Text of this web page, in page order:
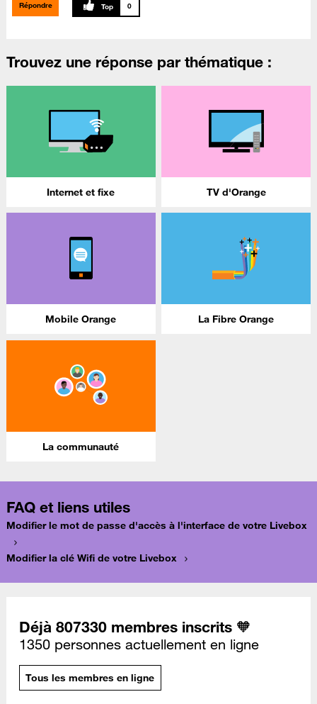
Répondre 0
Trouvez une réponse par thématique :
Internet et fixe TV d'Orange
Mobile Orange La Fibre Orange
La communauté
FAQ et liens utiles
Modifier le mot de passe d'accès à l'interface de votre Livebox
Modifier la clé Wifi de votre Livebox
Déjà 807330 membres inscrits 🧡
1350 personnes actuellement en ligne
Tous les membres en ligne